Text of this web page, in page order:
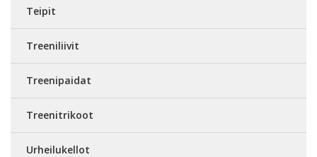
Teipit
Treeniliivit
Treenipaidat
Treenitrikoot
Urheilukellot